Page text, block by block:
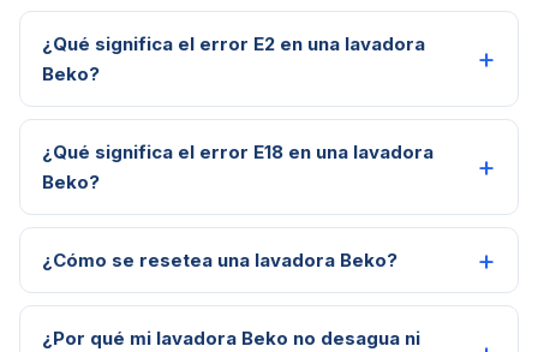
¿Qué significa el error E2 en una lavadora
Beko?
¿Qué significa el error E18 en una lavadora
Beko?
¿Cómo se resetea una lavadora Beko?
¿Por qué mi lavadora Beko no desagua ni